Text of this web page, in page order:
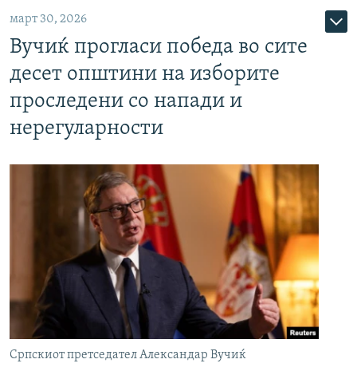
март 30, 2026
Вучиќ прогласи победа во сите
десет општини на изборите
проследени со напади и
нерегуларности
Српскиот претседател Александар Вучиќ